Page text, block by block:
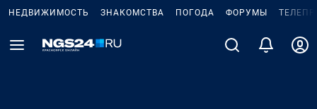
НЕДВИЖИМОСТЬ ЗНАКОМСТВА ПОГОДА ФОРУМЫ